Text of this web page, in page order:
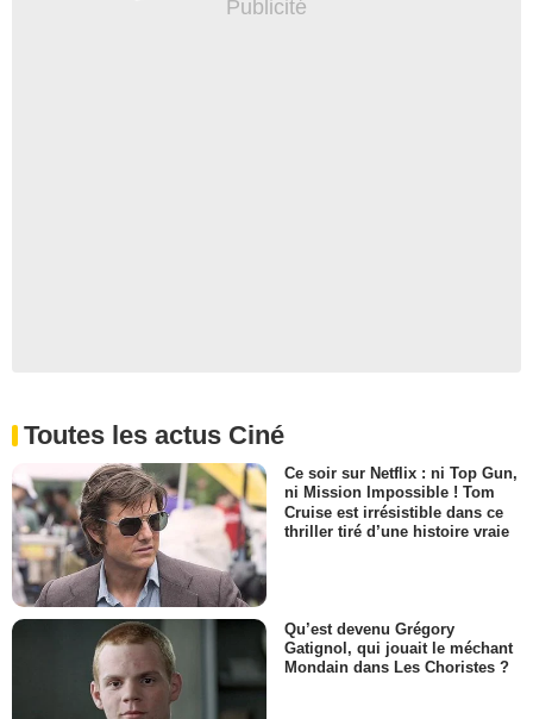
Toutes les actus Ciné
Ce soir sur Netflix : ni Top Gun,
ni Mission Impossible ! Tom
Cruise est irrésistible dans ce
thriller tiré d’une histoire vraie
Qu’est devenu Grégory
Gatignol, qui jouait le méchant
Mondain dans Les Choristes ?